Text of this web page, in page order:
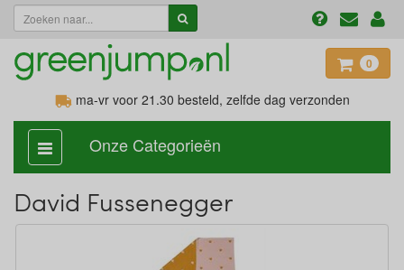
0
ma-vr voor 21.30 besteld, zelfde dag verzonden
categorie
aan,
Onze Categorieën
David Fussenegger